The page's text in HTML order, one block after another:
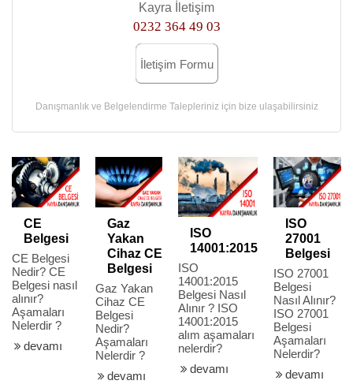
Kayra İletişim
0232 364 49 03
İletişim Formu
Danışmanlık ve Belgelendirme Talepleriniz için bize ulaşabilirsiniz
CE
Belgesi
CE Belgesi
Nedir? CE
Belgesi nasıl
alınır?
Aşamaları
Nelerdir ?
devamı
Gaz
Yakan
Cihaz CE
Belgesi
Gaz Yakan
Cihaz CE
Belgesi
Nedir?
Aşamaları
Nelerdir ?
devamı
ISO
14001:2015
ISO
14001:2015
Belgesi Nasıl
Alınır ? ISO
14001:2015
alım aşamaları
nelerdir?
devamı
ISO
27001
Belgesi
ISO 27001
Belgesi
Nasıl Alınır?
ISO 27001
Belgesi
Aşamaları
Nelerdir?
devamı